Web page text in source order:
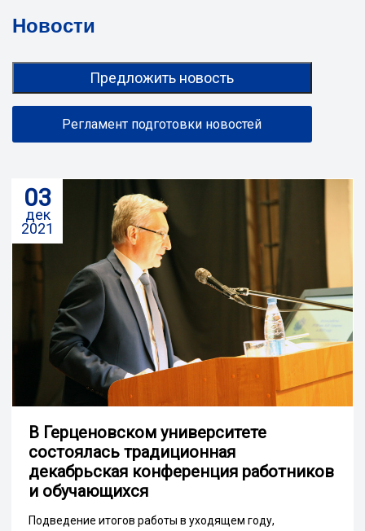
Новости
03
дек
2021
В Герценовском университете
состоялась традиционная
декабрьская конференция работников
и обучающихся
Подведение итогов работы в уходящем году,
Предложить новость
Регламент подготовки новостей